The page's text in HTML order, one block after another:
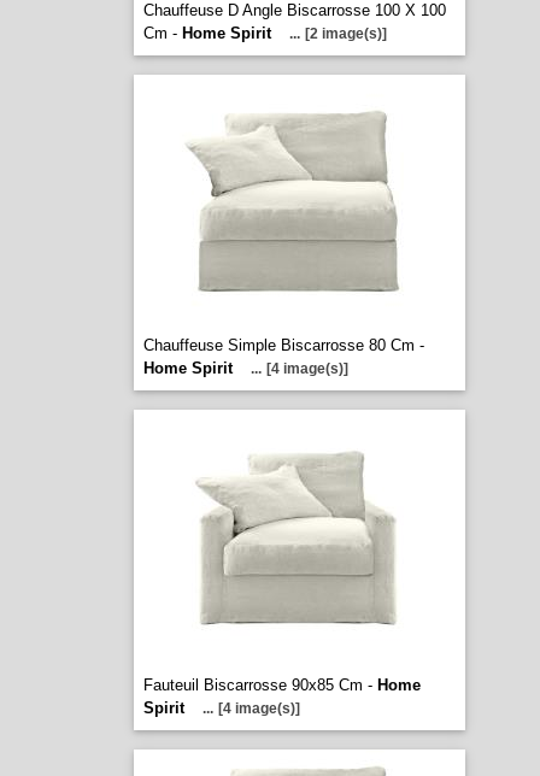
Chauffeuse D Angle Biscarrosse 100 X 100
Cm - Home Spirit ... [2 image(s)]
Chauffeuse Simple Biscarrosse 80 Cm -
Home Spirit
... [4 image(s)]
Fauteuil Biscarrosse 90x85 Cm - Home
Spirit
... [4 image(s)]